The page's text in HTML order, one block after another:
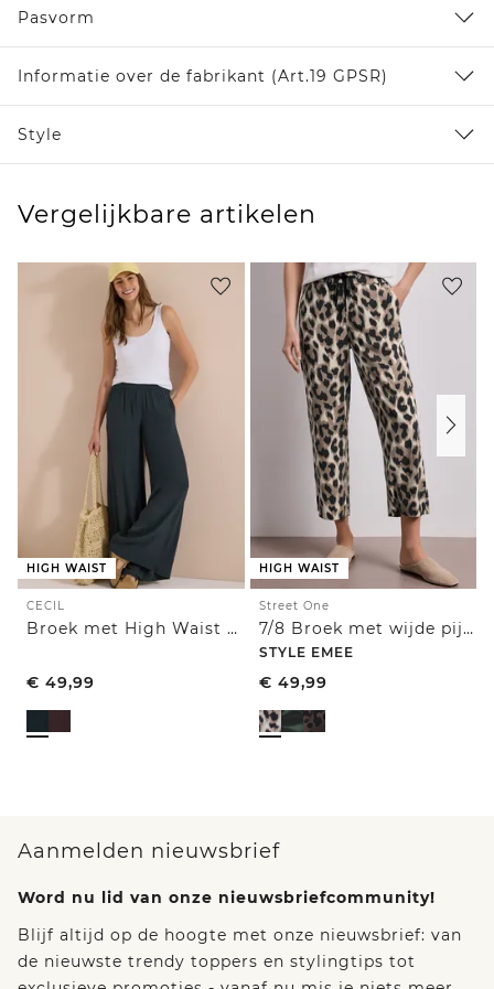
Pasvorm
Informatie over de fabrikant (Art.19 GPSR)
Style
Vergelijkbare artikelen
HIGH WAIST
CECIL
Broek met High Waist en Wide Leg pijpen in een Loose Fit pasvorm
€ 49,99
HIGH WAIST
Street One
7/8 Broek met wijde pijpen in Loose Fit met print
STYLE EMEE
€ 49,99
Aanmelden nieuwsbrief
Word nu lid van onze nieuwsbriefcommunity!
Blijf altijd op de hoogte met onze nieuwsbrief: van
de nieuwste trendy toppers en stylingtips tot